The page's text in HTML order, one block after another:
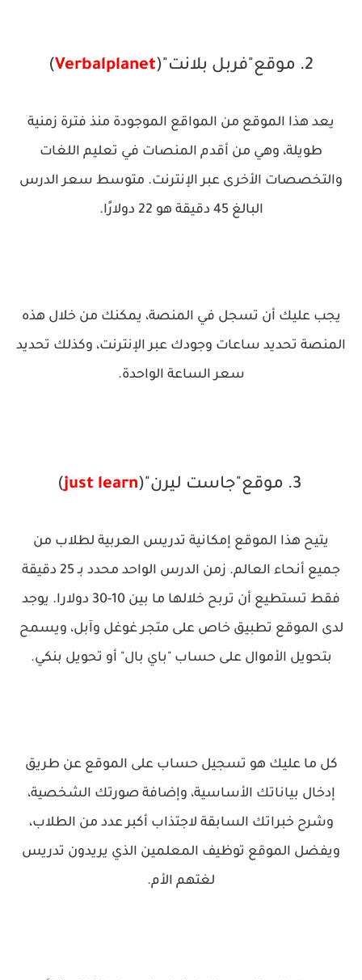
2. موقع"فربل بلانت"( Verbalplanet
)
يعد هذا الموقع من المواقع الموجودة منذ فترة زمنية
طويلة، وهي من أقدم المنصات في تعليم اللغات
والتخصصات الأخرى عبر الإنترنت. متوسط سعر الدرس
البالغ 45 دقيقة هو 22 دولارًا.
يجب عليك أن تسجل في المنصة، يمكنك من خلال هذه
المنصة تحديد ساعات وجودك عبر الإنترنت، وكذلك تحديد
سعر الساعة الواحدة.
just learn
)
يتيح هذا الموقع إمكانية تدريس العربية لطلاب من
جميع أنحاء العالم. زمن الدرس الواحد محدد بـ 25 دقيقة
فقط تستطيع أن تربح خلالها ما بين 10-30 دولارا. يوجد
لدى الموقع تطبيق خاص على متجر غوغل وآبل، ويسمح
بتحويل الأموال على حساب "باي بال" أو تحويل بنكي.
كل ما عليك هو تسجيل حساب على الموقع عن طريق
إدخال بياناتك الأساسية، وإضافة صورتك الشخصية،
وشرح خبراتك السابقة لاجتذاب أكبر عدد من الطلاب،
ويفضل الموقع توظيف المعلمين الذي يريدون تدريس
لغتهم الأم.